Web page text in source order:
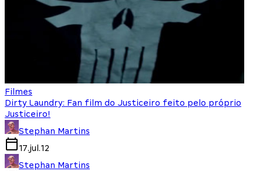
Filmes
Dirty Laundry: Fan film do Justiceiro feito pelo próprio
Justiceiro!
Stephan Martins
17.jul.12
Stephan Martins